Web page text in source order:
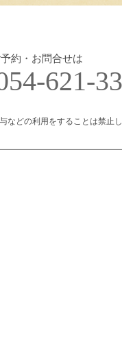
約・お問合せは
621-
どの利用をすることは禁止し